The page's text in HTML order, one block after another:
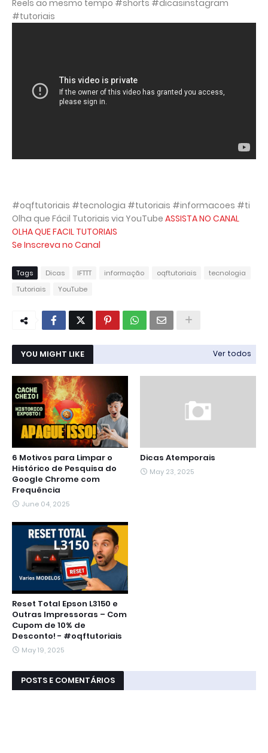
Reels ao mesmo tempo #shorts #dicasinstagram
#tutoriais
#oqftutoriais #tecnologia #tutoriais #informacoes #ti
Olha que Fácil Tutoriais via YouTube ASSISTA NO CANAL
OLHA QUE FACIL TUTORIAIS
Se Inscreva no Canal
Tags Dicas IFTTT informação oqftutoriais
tecnologia
Tutoriais
YouTube
YOU MIGHT LIKE Ver todos
6 Motivos para Limpar o
Histórico de Pesquisa do
Google Chrome com
Frequência
June 04, 2025
Dicas Atemporais
May 23, 2025
Reset Total Epson L3150 e
Outras Impressoras – Com
Cupom de 10% de
Desconto! - #oqftutoriais
May 19, 2025
POSTS E COMENTÁRIOS